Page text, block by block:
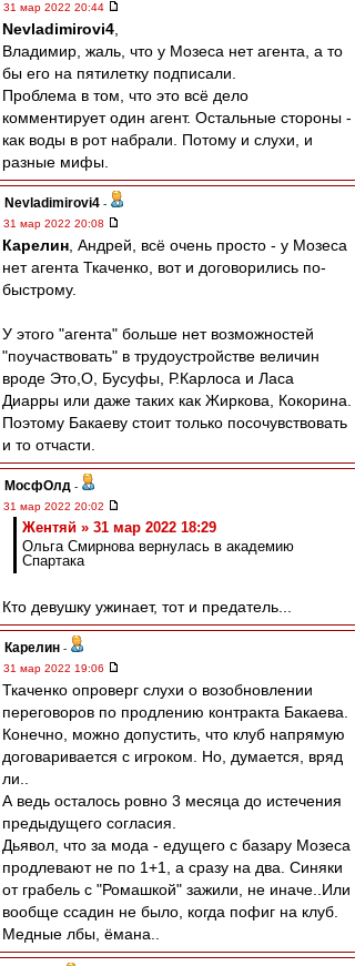
31 мар 2022 20:44
Nevladimirovi4
Владимир, жаль, что у Мозеса нет агента, а то
бы его на пятилетку подписали.
Проблема в том, что это всё дело
комментирует один агент. Остальные стороны -
как воды в рот набрали. Потому и слухи, и
разные мифы.
Nevladimirovi4 -
31 мар 2022 20:08
Карелин , Андрей, всё очень просто - у Мозеса
нет агента Ткаченко, вот и договорились по-
быстрому.
У этого "агента" больше нет возможностей
"поучаствовать" в трудоустройстве величин
вроде Это,О, Бусуфы, Р.Карлоса и Ласа
Диарры или даже таких как Жиркова, Кокорина.
Поэтому Бакаеву стоит только посочувствовать
и то отчасти.
МосфОлд -
31 мар 2022 20:02
Жентяй » 31 мар 2022 18:29
Ольга Смирнова вернулась в академию
Спартака
Кто девушку ужинает, тот и предатель...
Карелин -
31 мар 2022 19:06
Ткаченко опроверг слухи о возобновлении
переговоров по продлению контракта Бакаева.
Конечно, можно допустить, что клуб напрямую
договаривается с игроком. Но, думается, вряд
ли..
А ведь осталось ровно 3 месяца до истечения
предыдущего согласия.
Дьявол, что за мода - едущего с базару Мозеса
продлевают не по 1+1, а сразу на два. Синяки
от грабель с "Ромашкой" зажили, не иначе..Или
вообще ссадин не было, когда пофиг на клуб.
Медные лбы, ёмана..